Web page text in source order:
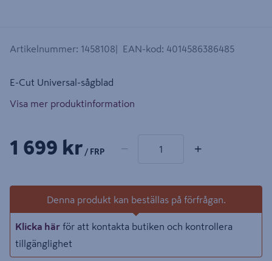
Artikelnummer: 1458108 EAN-kod: 4014586386485
E-Cut Universal-sågblad
Visa mer produktinformation
1 699 kr / FRP − +
Denna produkt kan beställas på förfrågan.
Klicka här för att kontakta butiken och kontrollera
tillgänglighet